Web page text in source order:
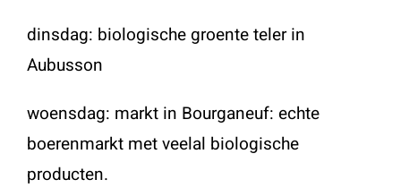
dinsdag: biologische groente teler in
Aubusson
woensdag: markt in Bourganeuf: echte
boerenmarkt met veelal biologische
producten.